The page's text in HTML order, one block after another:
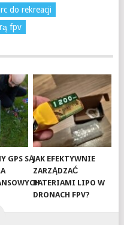
do rekreacji
fpv
GPS SĄJAK EFEKTYWNIE
ZARZĄDZAĆ
BATERIAMI LIPO W
DRONACH FPV?